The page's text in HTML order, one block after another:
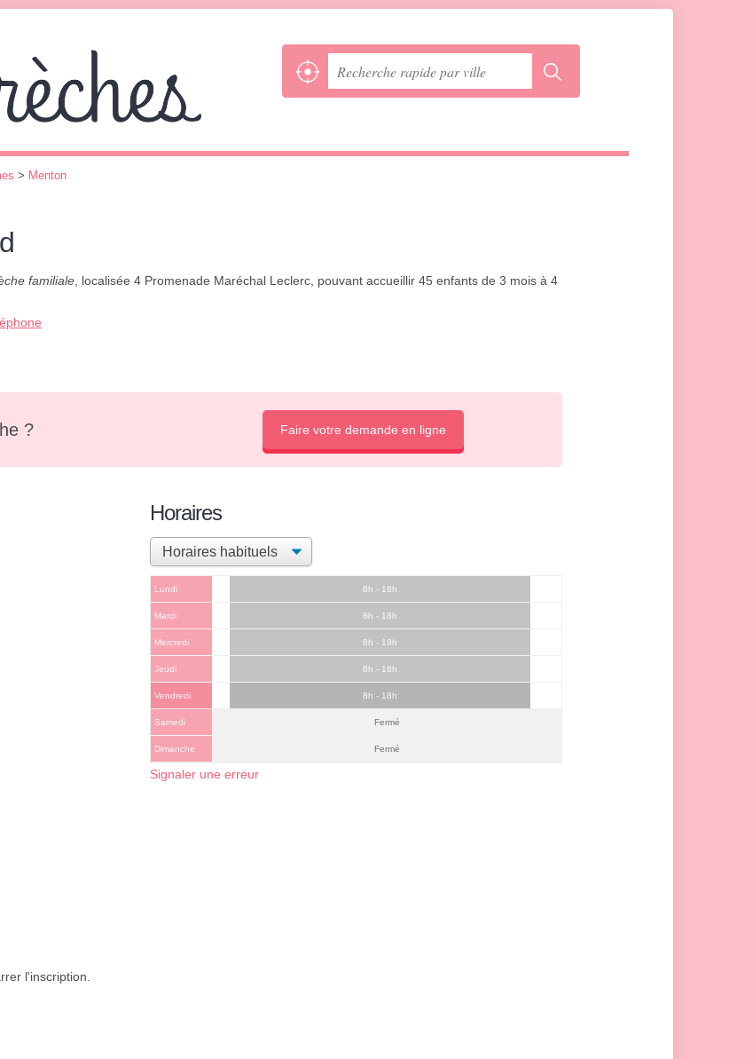
> Menton
familiale , localisée 4 Promenade Maréchal Leclerc, pouvant accueillir 45 enfants de 3 mois à 4
? Faire votre demande en ligne
Horaires
Lundi 8h - 18h
Mardi 8h - 18h
Mercredi 8h - 18h
Jeudi 8h - 18h
Vendredi 8h - 18h
Samedi Fermé
Dimanche Fermé
Signaler une erreur
l'inscription.